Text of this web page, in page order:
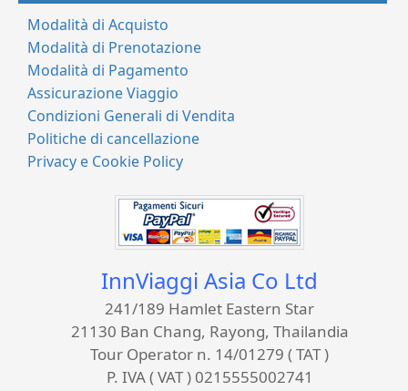
Modalità di Acquisto
Modalità di Prenotazione
Modalità di Pagamento
Assicurazione Viaggio
Condizioni Generali di Vendita
Politiche di cancellazione
Privacy e Cookie Policy
InnViaggi Asia Co Ltd
241/189 Hamlet Eastern Star
21130 Ban Chang, Rayong, Thailandia
Tour Operator n. 14/01279 ( TAT )
P. IVA ( VAT ) 0215555002741